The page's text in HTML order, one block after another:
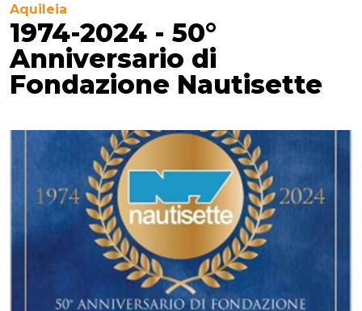
Aquileia
1974-2024 - 50°
Anniversario di
Fondazione Nautisette